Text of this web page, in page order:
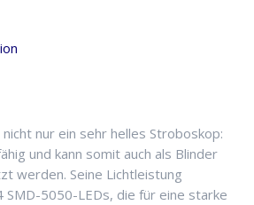
nur ein sehr helles Stroboskop:
und kann somit auch als Blinder
werden. Seine Lichtleistung
5050-LEDs, die für eine starke